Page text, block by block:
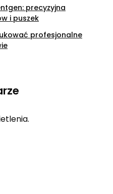
precyzyjna
i puszek
profesjonalne